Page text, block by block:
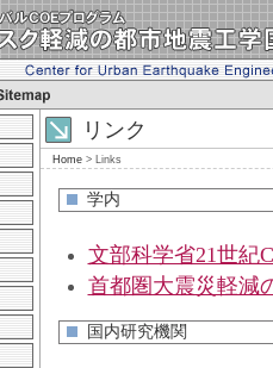
リンク
Home > Links
学内
文部科学省21世紀
首都圏大震災軽減
国内研究機関